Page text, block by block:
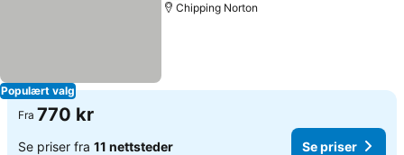
Populært valg
Chipping Norton
Fra 770 kr
Se priser fra 11 nettsteder Se priser